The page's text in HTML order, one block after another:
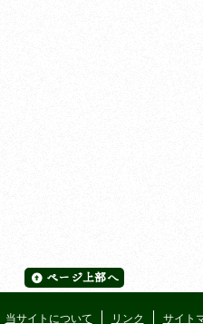
当サイトについて リンク サイト